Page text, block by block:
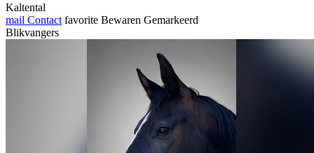
Kaltental
mail Contact favorite Bewaren Gemarkeerd
Blikvangers